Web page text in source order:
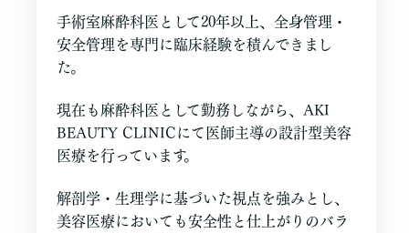
手術室麻酔科医として20年以上、全身管理・
安全管理を専門に臨床経験を積んできまし
た。
現在も麻酔科医として勤務しながら、AKI
BEAUTY CLINICにて医師主導の設計型美容
医療を行っています。
解剖学・生理学に基づいた視点を強みとし、
美容医療においても安全性と仕上がりのバラ